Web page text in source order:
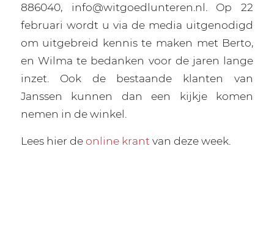
886040, info@witgoedlunteren.nl. Op 22
februari wordt u via de media uitgenodigd
om uitgebreid kennis te maken met Berto,
en Wilma te bedanken voor de jaren lange
inzet. Ook de bestaande klanten van
Janssen kunnen dan een kijkje komen
nemen in de winkel.
Lees hier deonline krant van deze week.